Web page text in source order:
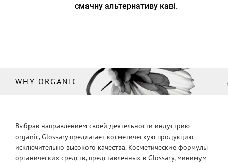
смачну альтернативу каві.
WHY ORGANIC
Выбрав направлением своей деятельности индустрию
organic, Glossary предлагает косметическую продукцию
исключительно высокого качества. Косметические формулы
органических средств, представленных в Glossary, минимум